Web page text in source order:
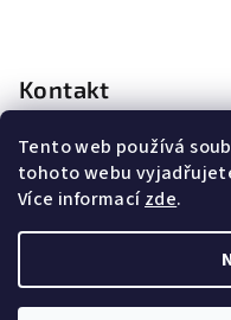
Tento web používá
tohoto webu
Více informacízde.
Kontakt
kubicek@jkhunting.cz
+420 607250155